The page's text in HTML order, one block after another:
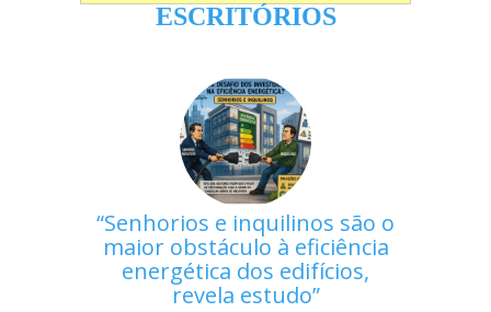
ESCRITÓRIOS
Senhorios e inquilinos são o
maior obstáculo à eficiência
energética dos edifícios,
revela estudo